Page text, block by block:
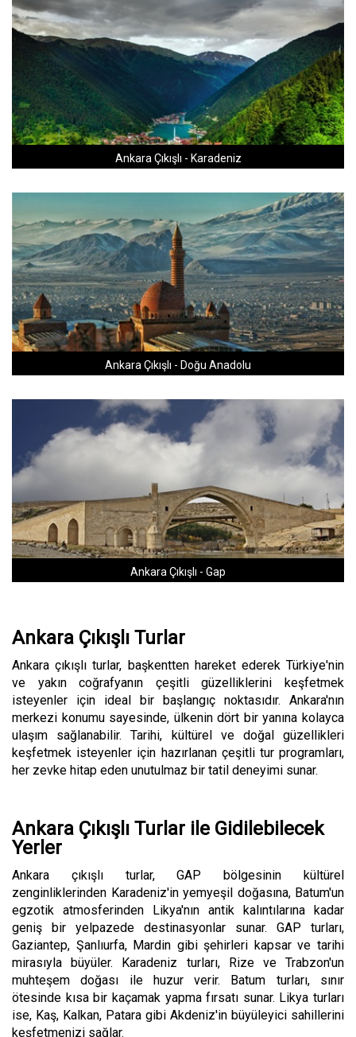
Ankara Çıkışlı - Karadeniz
Ankara Çıkışlı - Doğu Anadolu
Ankara Çıkışlı - Gap
Ankara Çıkışlı Turlar
Ankara çıkışlı turlar, başkentten hareket ederek Türkiye'nin
ve yakın coğrafyanın çeşitli güzelliklerini keşfetmek
isteyenler için ideal bir başlangıç noktasıdır. Ankara'nın
merkezi konumu sayesinde, ülkenin dört bir yanına kolayca
ulaşım sağlanabilir. Tarihi, kültürel ve doğal güzellikleri
keşfetmek isteyenler için hazırlanan çeşitli tur programları,
her zevke hitap eden unutulmaz bir tatil deneyimi sunar.
Ankara Çıkışlı Turlar ile Gidilebilecek
Yerler
Ankara çıkışlı turlar, GAP bölgesinin kültürel
zenginliklerinden Karadeniz'in yemyeşil doğasına, Batum'un
egzotik atmosferinden Likya'nın antik kalıntılarına kadar
geniş bir yelpazede destinasyonlar sunar. GAP turları,
Gaziantep, Şanlıurfa, Mardin gibi şehirleri kapsar ve tarihi
mirasıyla büyüler. Karadeniz turları, Rize ve Trabzon'un
muhteşem doğası ile huzur verir. Batum turları, sınır
ötesinde kısa bir kaçamak yapma fırsatı sunar. Likya turları
ise, Kaş, Kalkan, Patara gibi Akdeniz'in büyüleyici sahillerini
keşfetmenizi sağlar.